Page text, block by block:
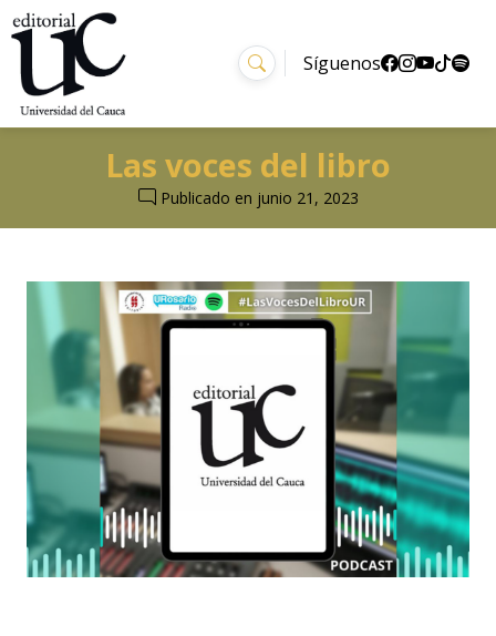
Síguenos
Las voces del libro
Publicado en junio 21, 2023